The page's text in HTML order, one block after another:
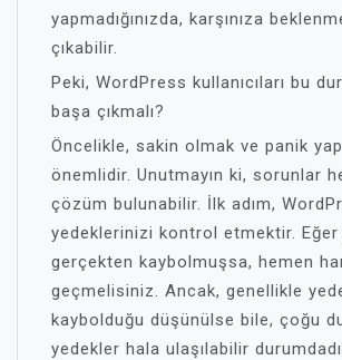
yapmadığınızda, karşınıza
çıkabilir.
Peki, WordPress kullanıcıları bu
başa çıkmalı?
Öncelikle, sakin olmak ve panik
önemlidir. Unutmayın ki, sorunlar
çözüm bulunabilir. İlk adım,
yedeklerinizi kontrol etmektir. Eğer
gerçekten kaybolmuşsa, hemen
geçmelisiniz. Ancak, genellikle
kaybolduğu düşünülse bile, çoğu
yedekler hala ulaşılabilir